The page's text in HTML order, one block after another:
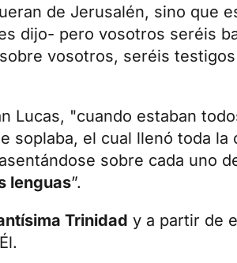
de Jerusalén, sino que
dijo- pero vosotros seréis
vosotros, seréis
Lucas, "cuando estaban
soplaba, el cual llenó toda
sobre cada uno
lenguas”.
Trinidad y a partir de